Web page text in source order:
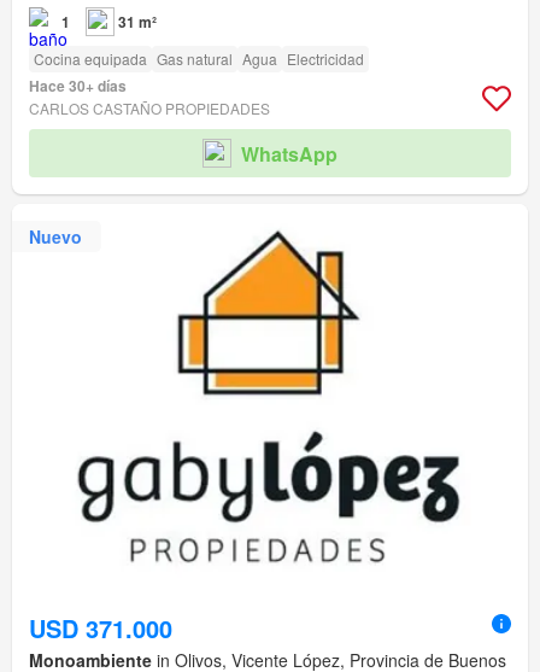
1 31 m²
Cocina equipada Gas natural Agua Electricidad
Hace 30+ días
CARLOS CASTAÑO PROPIEDADES
WhatsApp
Nuevo
USD 371.000
Monoambiente in Olivos, Vicente López, Provincia de Buenos